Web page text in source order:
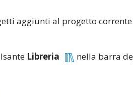
aggiunti al progetto
Libreria
nella barra